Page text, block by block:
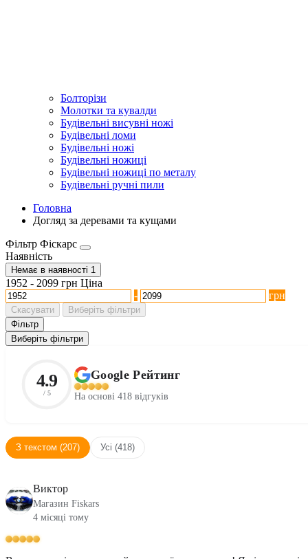
Болторізи
Молотки та кувалди
Будівельні висувні ножі
Будівельні ломи
Будівельні ножі
Будівельні ножиці
Будівельні ножиці по металу
Будівельні ручні пили
Головна
Догляд за деревами та кущами
Фільтр Фіскарс
Наявність
Немає в наявності 1
1952 - 2099 грн Ціна
-
грн
Скасувати
Виберіть фільтри
Фільтр
Виберіть фільтри
4.9
/ 5
Google Рейтинг
На основі 418 відгуків
З текстом (207) Усі (418)
Виктор
Магазин Fiskars
4 місяці тому